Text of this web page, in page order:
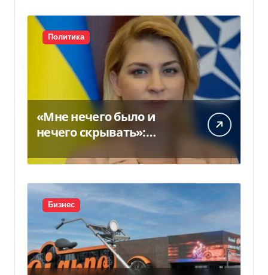
Политика
«Мне нечего было и
нечего скрывать»:
Стефанишина
прокомментировала
новое подозрение
Бизнес